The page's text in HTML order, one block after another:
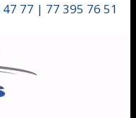
77 | 77 395 76 51